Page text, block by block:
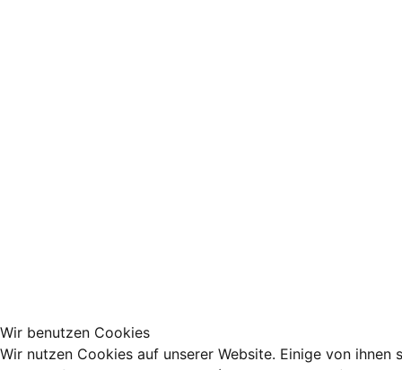
Wir benutzen Cookies
Wir nutzen Cookies auf unserer Website. Einige von